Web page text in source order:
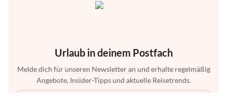
Urlaub in deinem Postfach
Melde dich für unseren Newsletter an und erhalte regelmäßig
Angebote, Insider-Tipps und aktuelle Reisetrends.